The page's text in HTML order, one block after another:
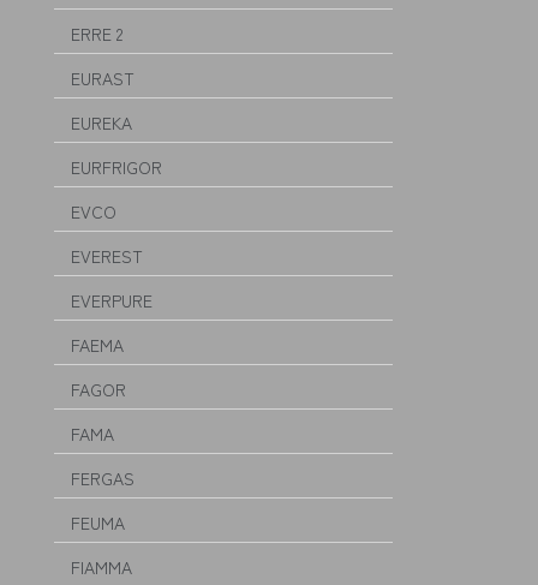
ERRE 2
EURAST
EUREKA
EURFRIGOR
EVCO
EVEREST
EVERPURE
FAEMA
FAGOR
FAMA
FERGAS
FEUMA
FIAMMA